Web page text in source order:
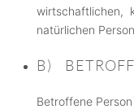
wirtschaftlichen,
natürlichen
B)
Betroffene